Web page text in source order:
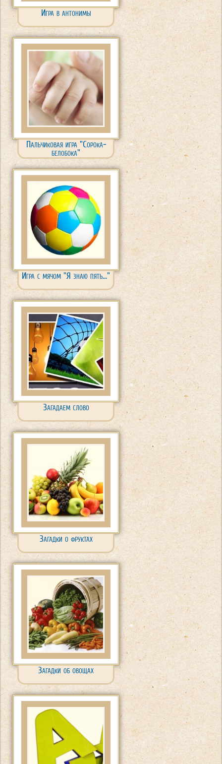
Игра в антонимы
Пальчиковая игра "Сорока-
белобока"
Игра с мячом "Я знаю пять..."
Загадаем слово
Загадки о фруктах
Загадки об овощах